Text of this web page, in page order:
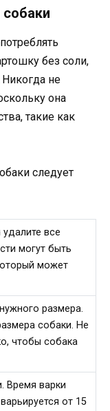
без соли,
Никогда не
она
такие как
следует
все
могут быть
может
размера.
собаки. Не
чтобы собака
Время варки
от 15